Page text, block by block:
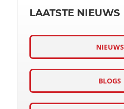
LAATSTE NIEUWS
NIEUWS
BLOGS